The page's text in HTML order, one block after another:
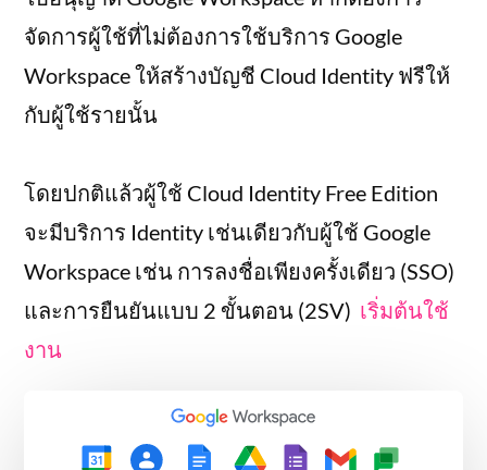
จัดการผู้ใช้ที่ไม่ต้องการใช้บริการ Google
Workspace ให้สร้างบัญชี Cloud Identity ฟรีให้
กับผู้ใช้รายนั้น
โดยปกติแล้วผู้ใช้ Cloud Identity Free Edition
จะมีบริการ Identity เช่นเดียวกับผู้ใช้ Google
Workspace เช่น การลงชื่อเพียงครั้งเดียว (SSO)
และการยืนยันแบบ 2 ขั้นตอน (2SV) เริ่มต้นใช้
งาน